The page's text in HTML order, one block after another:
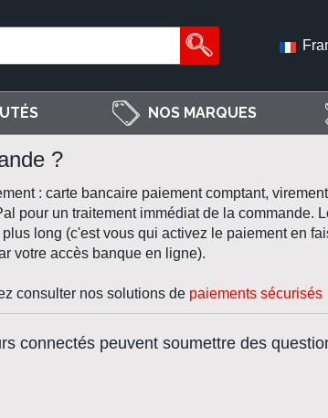
NOS MARQUES
?
: carte bancaire paiement comptant,
pour un traitement immédiat de la commande.
long (c'est vous qui activez le paiement en
votre accès banque en ligne).
consulter nos solutions de paiements sécurisés
connectés peuvent soumettre des